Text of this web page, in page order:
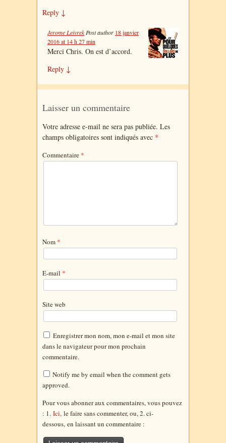
Reply ↓
Jerome Leivrek Post author 18 janvier
2016 at 14 h 27 min
Merci Chris. On est d’accord.
Reply ↓
Laisser un commentaire
Votre adresse e-mail ne sera pas publiée. Les
champs obligatoires sont indiqués avec *
Commentaire *
Nom *
E-mail *
Site web
Enregistrer mon nom, mon e-mail et mon site
dans le navigateur pour mon prochain
commentaire.
Notify me by email when the comment gets
approved.
Pour vous abonner aux commentaires, vous pouvez
: 1. Ici, le faire sans commenter, ou, 2. ci-
dessous, en laissant un commentaire :